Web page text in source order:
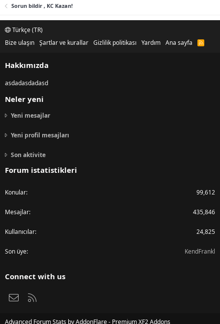
Sorun bildir , KC Kazan!
Türkçe (TR)
Bize ulaşın Şartlar ve kurallar Gizlilik politikası Yardım Ana sayfa
R
Hakkımızda
asdadasdadasd
Neler yeni
Yeni mesajlar
Yeni profil mesajları
Son aktivite
Forum istatistikleri
Konular 99,612
Mesajlar 435,846
Kullanıcılar 24,825
Son üye KendFrankl
Connect with us
Bize ulaşın
Advanced Forum Stats byAddonFlare - Premium XF2 Addons